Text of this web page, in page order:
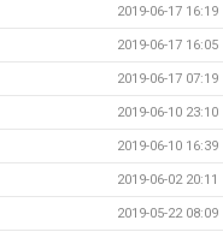
2019-06-17 16:19
2019-06-17 16:05
2019-06-17 07:19
2019-06-10 23:10
2019-06-10 16:39
2019-06-02 20:11
2019-05-22 08:09